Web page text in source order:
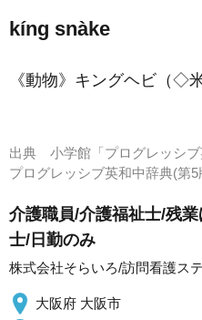
kíng snàke
《動物》 キングヘビ（◇
出典 小学館「プログレッシブ
プログレッシブ英和中辞典(
介護職員/介護福祉士/残
士/日勤のみ
株式会社そらいろ/訪問看護ス
大阪府 大阪市